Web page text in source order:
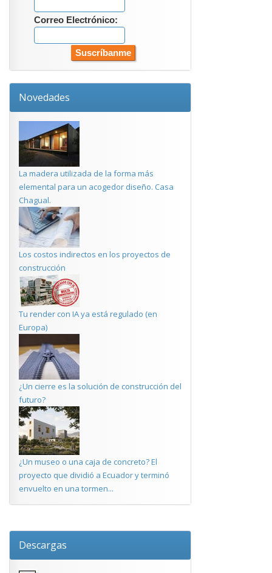
Correo Electrónico:
Novedades
La madera utilizada de la forma más
elemental para un acogedor diseño. Casa
Chagual.
Los costos indirectos en los proyectos de
construcción
Tu render con IA ya está regulado (en
Europa)
¿Un cierre es la solución de construcción del
futuro?
¿Un museo o una caja de concreto? El
proyecto que dividió a Ecuador y terminó
envuelto en una tormen...
Descargas